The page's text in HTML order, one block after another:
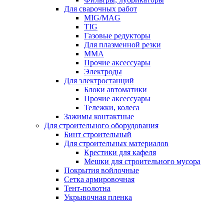
Для сварочных работ
MIG/MAG
TIG
Газовые редукторы
Для плазменной резки
ММА
Прочие аксессуары
Электроды
Для электростанций
Блоки автоматики
Прочие аксессуары
Тележки, колеса
Зажимы контактные
Для строительного оборудования
Бинт строительный
Для строительных материалов
Крестики для кафеля
Мешки для строительного мусора
Покрытия войлочные
Сетка армировочная
Тент-полотна
Укрывочная пленка